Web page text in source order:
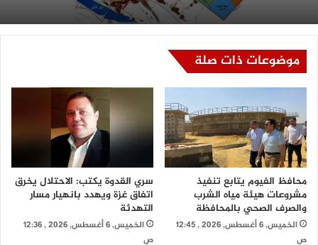
موضوعات ذات صلة
محافظ الفيوم يتابع تنفيذ
مشروعات هيئة مياه الشرب
والصرف الصحي بالمحافظة
الخميس, 6 أغسطس, 2026 , 12:45
ص
سري القدوة يكتب: الاحتلال يخرق
اتفاق غزة ويهدد بانهيار مسار
التهدئة
الخميس, 6 أغسطس, 2026 , 12:36
ص